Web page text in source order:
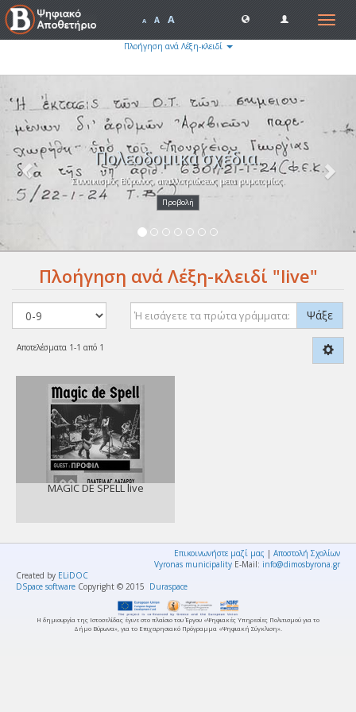
Toggle
A A A
Πλοήγηση ανά Λέξη-κλειδί
Πολεοδομικά σχέδια.
Συνοικισμός Βύρωνος, απαλλοτριώσεως μετα ρυμοτομίας.
Προβολή
Πλοήγηση ανά Λέξη-κλειδί "live"
Ψάξε
Αποτελέσματα 1-1 από 1
MAGIC DE SPELL live
Επικοινωνήστε μαζί μας | Αποστολή Σχολίων
Vyronas municipality E-Mail: info@dimosbyrona.gr
Created by ELiDOC
DSpace software Copyright © 2015 Duraspace
Η δημιουργία της Ιστοσελίδας έγινε στο πλαίσιο του Έργου «Ψηφιακές Υπηρεσίες Πολιτισμού για το
Δήμο Βύρωνα», για το Επιχειρησιακό Πρόγραμμα «Ψηφιακή Σύγκλιση».